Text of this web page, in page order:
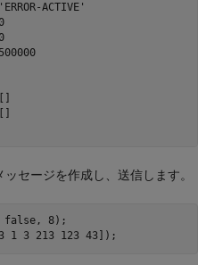
ACTIVE'
セージを作成し、送信します。
false, 8);
1 3 213 123 43]);